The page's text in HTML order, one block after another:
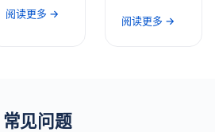
阅读更多 →
阅读更多 →
常见问题